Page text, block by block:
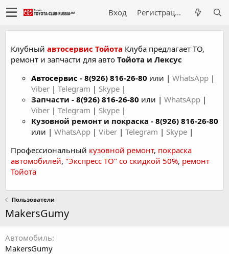
Вход Регистрация
Клубный автосервис Тойота Клуба предлагает ТО,
ремонт и запчасти для авто Тойота и Лексус
Автосервис - 8(926) 816-26-80 или | WhatsApp |
Viber | Telegram | Skype |
Запчасти - 8(926) 816-26-80 или | WhatsApp |
Viber | Telegram | Skype |
Кузовной ремонт и покраска - 8(926) 816-26-80
или | WhatsApp | Viber | Telegram | Skype |
Профессиональный кузовной ремонт, покраска
автомобилей, "Экспресс ТО" со скидкой 50%, ремонт
Тойота
Пользователи
MakersGumy
Автомобиль
MakersGumy